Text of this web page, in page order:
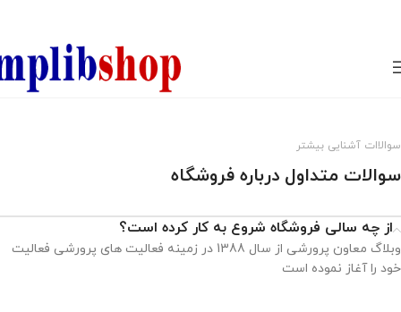
سوالاات آشنایی بیشتر
سوالات متداول درباره فروشگاه
از چه سالی فروشگاه شروع به کار کرده است؟
وبلاگ معاون پرورشی از سال 1388 در زمینه فعالیت های پرورشی فعالیت
خود را آغاز نموده است